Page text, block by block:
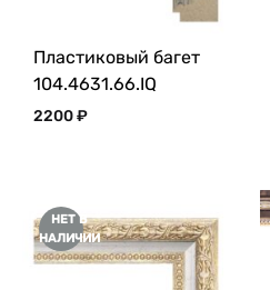
Пластиковый багет
104.4631.66.IQ
2200₽
НЕТ В
НАЛИЧИИ